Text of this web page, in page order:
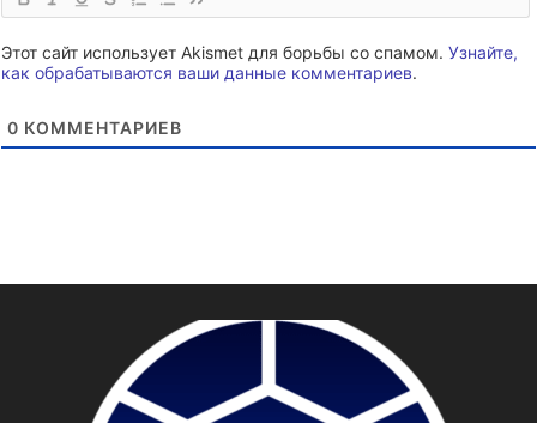
Этот сайт использует Akismet для борьбы со спамом. Узнайте,
как обрабатываются ваши данные комментариев.
0 КОММЕНТАРИЕВ